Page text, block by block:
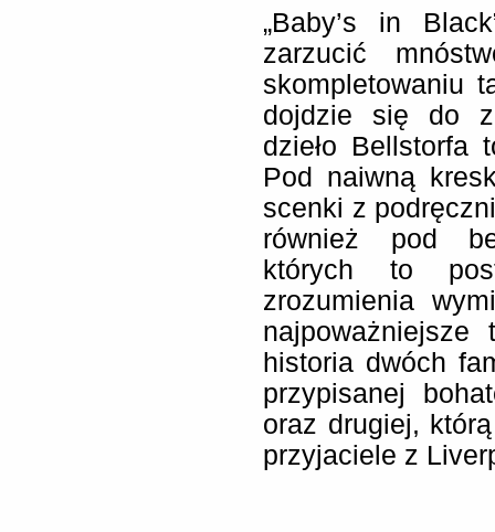
„Baby’s in
zarzucić
skompletowaniu
dojdzie się do
dzieło
Pod naiwną
scenki z
również pod
których to
zrozumienia
najpoważniejsze
historia dwóch
przypisanej
oraz drugiej,
przyjaciele z